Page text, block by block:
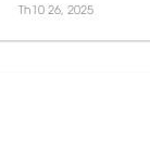
Th10 26, 2025